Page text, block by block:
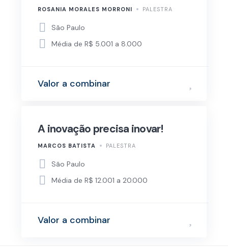
ROSANIA MORALES MORRONI PALESTRA
São Paulo
Média de R$ 5.001 a 8.000
Valor a combinar
A inovação precisa inovar!
MARCOS BATISTA PALESTRA
São Paulo
Média de R$ 12.001 a 20.000
Valor a combinar